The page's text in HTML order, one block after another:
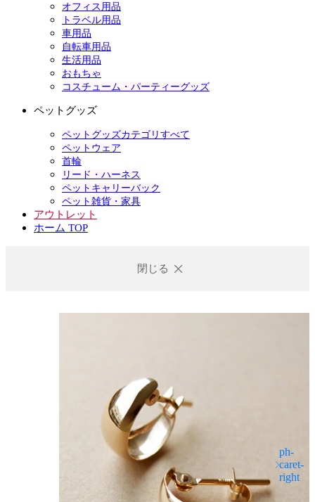
オフィス用品
トラベル用品
車用品
自転車用品
生活用品
おもちゃ
コスチューム・パーティーグッズ
ペットグッズ
ペットグッズカテゴリすべて
ペットウェア
首輪
リード・ハーネス
ペットキャリーバック
ペット雑貨・家具
アウトレット
ホーム TOP
閉じる